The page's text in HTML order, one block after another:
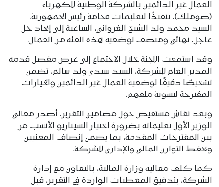
العمال غير الدائمين بالشركة الوطنية للكهرباء
(صوملك)، تنفيذًا لتعليمات فخامة رئيس الجمهورية،
السيد محمد ولد الشيخ الغزواني، الساعية إلى إيجاد حل
عاجل، نهائي ومنصف لوضعية هذه الفئة من العمال.
وقد استمعت اللجنة خلال الاجتماع إلى عرض مفصل قدمه
المدير العام للشركة، السيد سيدي ولد سالم، تضمن
تشخيصًا دقيقًا لوضعية العمال غير الدائمين والخيارات
المقترحة لتسوية ملفهم.
وبعد نقاش مستفيض حول مضامين التقرير، أصدر معالي
الوزير الأول تعليماته بضرورة اختيار السيناريو الأنسب من
بين المقترحات المقدمة، بما يضمن إنصاف المعنيين
ويحفظ التوازن المالي والإداري للشركة.
كما كلف معاليه وزارة المالية، بالتعاون مع إدارة
الشركة، بتدقيق المعطيات الواردة في التقرير، قبل